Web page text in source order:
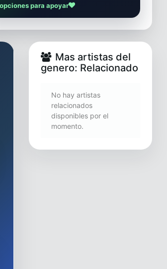
para apoyar
Mas artistas del
genero: Relacionado
No hay artistas
relacionados
disponibles por el
momento.